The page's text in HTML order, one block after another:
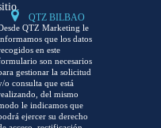
QTZ Marketing le
que los datos
en este
son necesarios
gestionar la solicitud
o consulta que está
del mismo
le indicamos que
ejercer su derecho
QTZ BILBAO